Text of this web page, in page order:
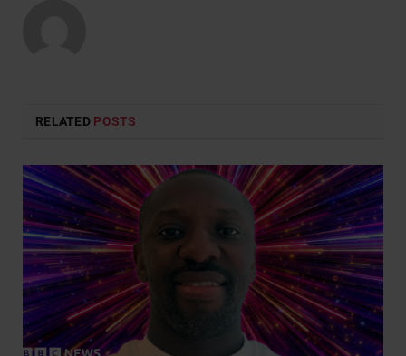
RELATED POSTS